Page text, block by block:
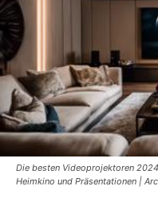
Die besten Videoprojektoren
Heimkino und Präsentationen |